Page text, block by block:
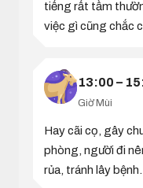
tiếng rất tầm
việc gì cũng chắc
13:00 –
Giờ Mùi
Hay cãi cọ, gây
phòng, người đi
rủa, tránh lây bệnh.